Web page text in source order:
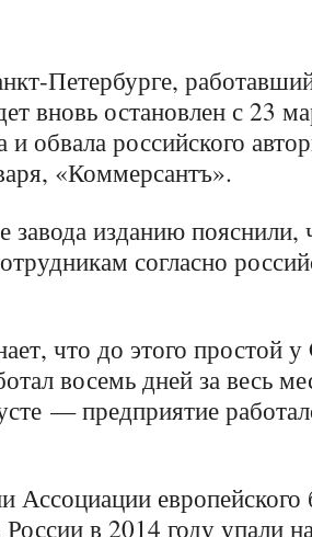
Петербурге,
вновь остановлен с 23
и обвала российского
«Коммерсантъ».
завода изданию пояснили,
согласно
что до этого простой
восемь дней за весь
— предприятие
Ассоциации
в 2014 году упали